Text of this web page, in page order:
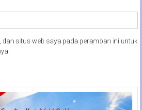
dan situs web saya pada peramban ini untuk